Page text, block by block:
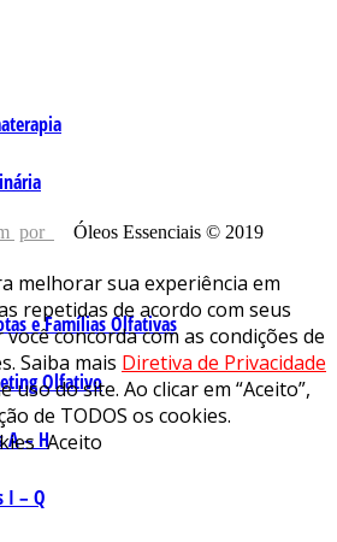
e Famílias Olfativas
Olfativo
A – H
I – Q
por Óleos Essenciais © 2019
melhorar sua experiência em
repetidas de acordo com seus
concorda com as condições de
Saiba mais Diretiva de Privacidade
uso do site. Ao clicar em “Aceito”,
de TODOS os cookies.
Aceito